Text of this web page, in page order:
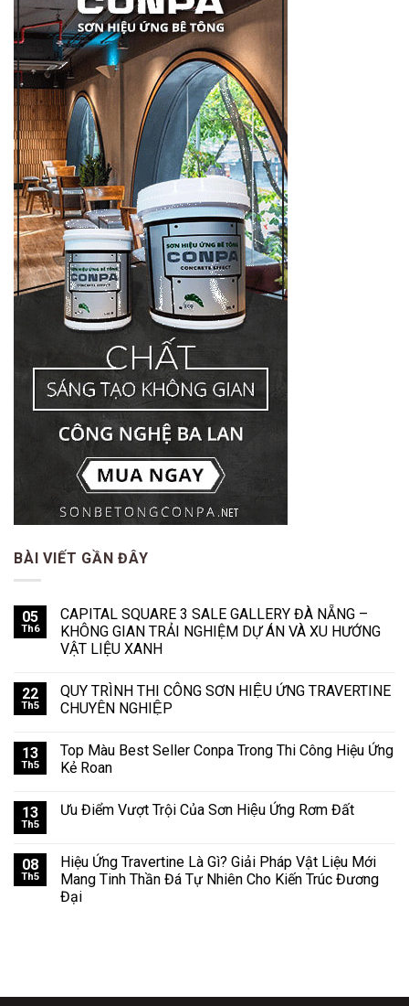
BÀI VIẾT GẦN ĐÂY
05
Th6
CAPITAL SQUARE 3 SALE GALLERY ĐÀ NẴNG –
KHÔNG GIAN TRẢI NGHIỆM DỰ ÁN VÀ XU HƯỚNG
VẬT LIỆU XANH
22
Th5
QUY TRÌNH THI CÔNG SƠN HIỆU ỨNG TRAVERTINE
CHUYÊN NGHIỆP
13
Th5
Top Màu Best Seller Conpa Trong Thi Công Hiệu Ứng
Kẻ Roan
13
Th5
Ưu Điểm Vượt Trội Của Sơn Hiệu Ứng Rơm Đất
08
Th5
Hiệu Ứng Travertine Là Gì? Giải Pháp Vật Liệu Mới
Mang Tinh Thần Đá Tự Nhiên Cho Kiến Trúc Đương
Đại